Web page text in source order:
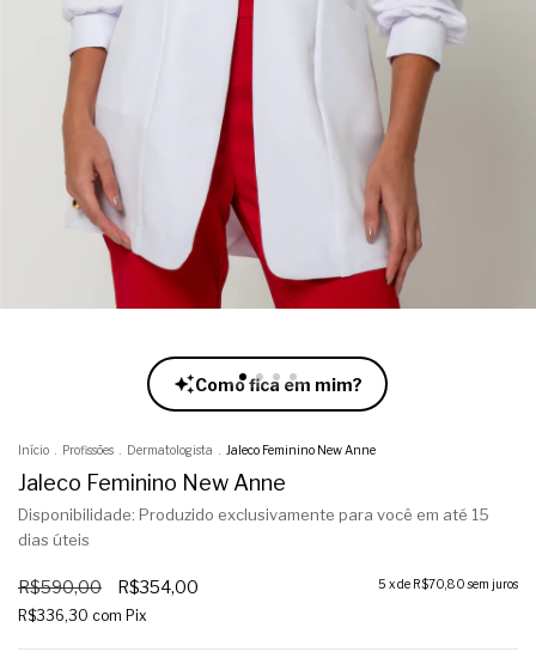
Como fica em mim?
Início Profissões Dermatologista Jaleco Feminino New Anne
Jaleco Feminino New Anne
Disponibilidade: Produzido exclusivamente para você em até 15
dias úteis
R$590,00 R$354,00 5 x de R$70,80 sem juros
R$336,30 com Pix